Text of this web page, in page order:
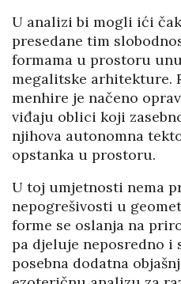
U analizi bi mogli ići
presedane tim
formama u prostoru
megalitske arhitekture.
menhire je načeno
viđaju oblici koji
njihova autonomna
opstanka u prostoru.
U toj umjetnosti nema
nepogrešivosti u
forme se oslanja na
pa djeluje neposredno i
posebna dodatna